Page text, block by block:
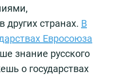
странах. В
Евросоюза
знание русского
о государствах